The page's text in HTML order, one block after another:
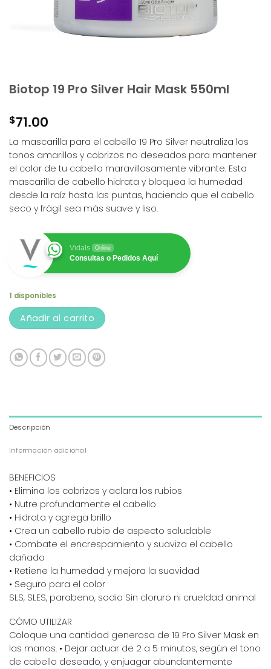
Biotop 19 Pro Silver Hair Mask 550ml
$71.00
La mascarilla para el cabello 19 Pro Silver neutraliza los
tonos amarillos y cobrizos no deseados para mantener
el color de tu cabello maravillosamente vibrante. Esta
mascarilla de cabello hidrata y bloquea la humedad
desde la raíz hasta las puntas, haciendo que el cabello
seco y frágil sea más suave y liso.
Vidals Online
Consultas o Pedidos Aquí
1 disponibles
Añadir al carrito
Descripción
Información adicional
BENEFICIOS
• Elimina los cobrizos y aclara los rubios
• Nutre profundamente el cabello
• Hidrata y agrega brillo
• Crea un cabello rubio de aspecto saludable
• Combate el encrespamiento y suaviza el cabello
dañado
• Retiene la humedad y mejora la suavidad
• Seguro para el color
SLS, SLES, parabeno, sodio Sin cloruro ni crueldad animal
CÓMO UTILIZAR
Coloque una cantidad generosa de 19 Pro Silver Mask en
las manos. • Dejar actuar de 2 a 5 minutos, según el tono
de cabello deseado, y enjuagar abundantemente